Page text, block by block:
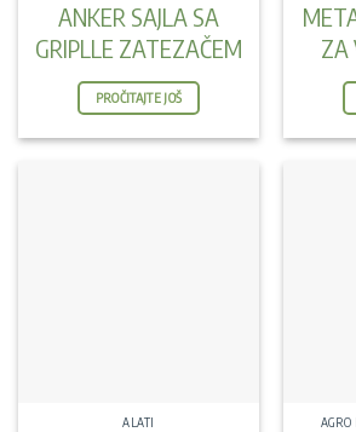
ANKER SAJLA SA
GRIPLLE ZATEZAČEM
PROČITAJTE JOŠ
ZA
ALATI